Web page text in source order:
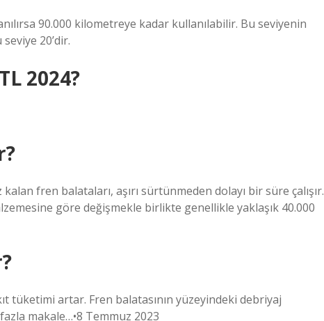
90.000 kilometreye kadar kullanılabilir. Bu seviyenin
20’dir.
2024?
kalan fren balataları, aşırı sürtünmeden dolayı bir süre çalışır.
göre değişmekle birlikte genellikle yaklaşık 40.000
tüketimi artar. Fren balatasının yüzeyindeki debriyaj
makale…•8 Temmuz 2023